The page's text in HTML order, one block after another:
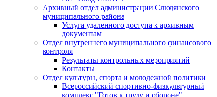
Архивный отдел администрации Слюдянского
муниципального района
Услуга удаленного доступа к архивным
документам
Отдел внутреннего муниципального финансового
контроля
Результаты контрольных мероприятий
Контакты
Отдел культуры, спорта и молодежной политики
Всероссийский спортивно-физкультурный
комплекс "Готов к труду и обороне"